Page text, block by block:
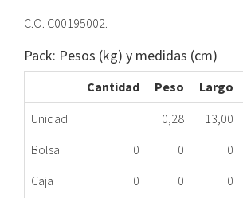
C.O. C00195002.
Pack: Pesos (kg) y medidas (cm)
Cantidad Peso Largo
Unidad
0,28 13,00
Bolsa
0 0 0
Caja
0 0 0